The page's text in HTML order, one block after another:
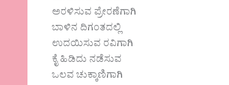
ಅರಳಿಸುವ ಪ್ರೇರಣೆಗಾಗಿ
ಬಾಳಿನ ದಿಗಂತದಲ್ಲಿ
ಉದಯಿಸುವ ರವಿಗಾಗಿ
ಕೈ ಹಿಡಿದು ನಡೆಸುವ
ಒಲವ ಚುಕ್ಕಾಣಿಗಾಗಿ